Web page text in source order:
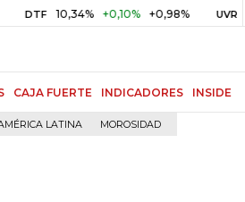
10,34% +0,10% +0,98% UVR $ 416,86
CAJA FUERTE INDICADORES INSIDE
LATINA MOROSIDAD